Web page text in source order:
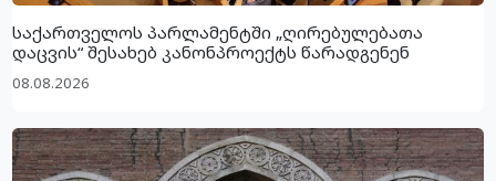
საქართველოს პარლამენტში „ღირებულებათა
დაცვის“ შესახებ კანონპროექტს წარადგენენ
08.08.2026